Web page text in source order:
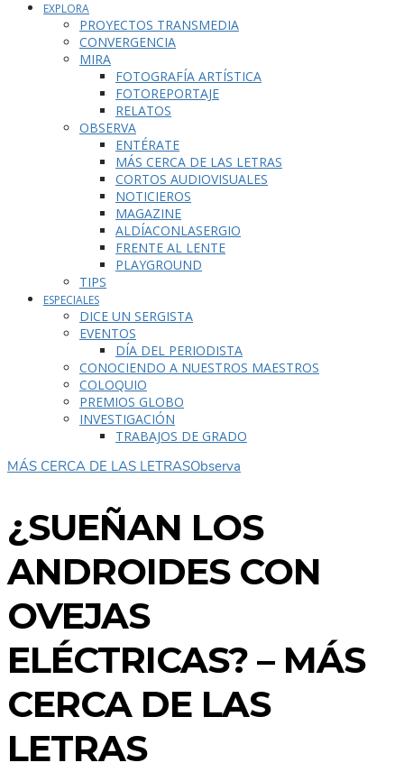
EXPLORA
PROYECTOS TRANSMEDIA
CONVERGENCIA
MIRA
FOTOGRAFÍA ARTÍSTICA
FOTOREPORTAJE
RELATOS
OBSERVA
ENTÉRATE
MÁS CERCA DE LAS LETRAS
CORTOS AUDIOVISUALES
NOTICIEROS
MAGAZINE
ALDÍACONLASERGIO
FRENTE AL LENTE
PLAYGROUND
TIPS
ESPECIALES
DICE UN SERGISTA
EVENTOS
DÍA DEL PERIODISTA
CONOCIENDO A NUESTROS MAESTROS
COLOQUIO
PREMIOS GLOBO
INVESTIGACIÓN
TRABAJOS DE GRADO
MÁS CERCA DE LAS LETRASObserva
¿SUEÑAN LOS
ANDROIDES CON
OVEJAS
ELÉCTRICAS? – MÁS
CERCA DE LAS
LETRAS